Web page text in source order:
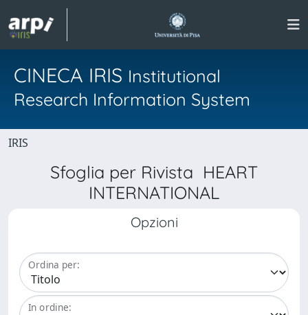
CINECA IRIS Institutional
Research Information System
IRIS
Sfoglia per Rivista HEART
INTERNATIONAL
Opzioni
Ordina per:
In ordine: